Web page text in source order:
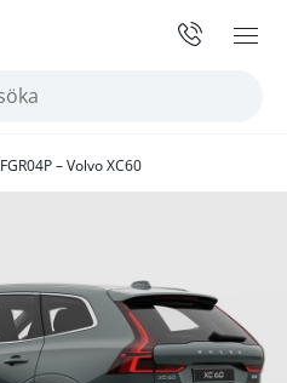
FGR04P – Volvo XC60